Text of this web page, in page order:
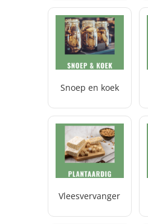
Snoep en koek
Vleesvervanger